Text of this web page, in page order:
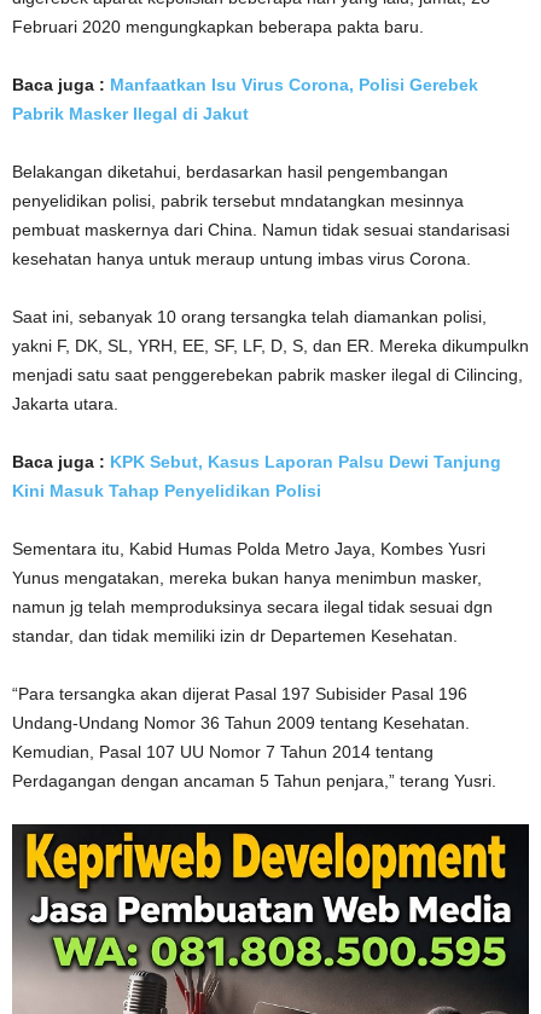
Februari 2020 mengungkapkan beberapa pakta baru.
Baca juga : Manfaatkan Isu Virus Corona, Polisi Gerebek
Pabrik Masker Ilegal di Jakut
Belakangan diketahui, berdasarkan hasil pengembangan
penyelidikan polisi, pabrik tersebut mndatangkan mesinnya
pembuat maskernya dari China. Namun tidak sesuai standarisasi
kesehatan hanya untuk meraup untung imbas virus Corona.
Saat ini, sebanyak 10 orang tersangka telah diamankan polisi,
yakni F, DK, SL, YRH, EE, SF, LF, D, S, dan ER. Mereka dikumpulkn
menjadi satu saat penggerebekan pabrik masker ilegal di Cilincing,
Jakarta utara.
Baca juga : KPK Sebut, Kasus Laporan Palsu Dewi Tanjung
Kini Masuk Tahap Penyelidikan Polisi
Sementara itu, Kabid Humas Polda Metro Jaya, Kombes Yusri
Yunus mengatakan, mereka bukan hanya menimbun masker,
namun jg telah memproduksinya secara ilegal tidak sesuai dgn
standar, dan tidak memiliki izin dr Departemen Kesehatan.
“Para tersangka akan dijerat Pasal 197 Subisider Pasal 196
Undang-Undang Nomor 36 Tahun 2009 tentang Kesehatan.
Kemudian, Pasal 107 UU Nomor 7 Tahun 2014 tentang
Perdagangan dengan ancaman 5 Tahun penjara,” terang Yusri.